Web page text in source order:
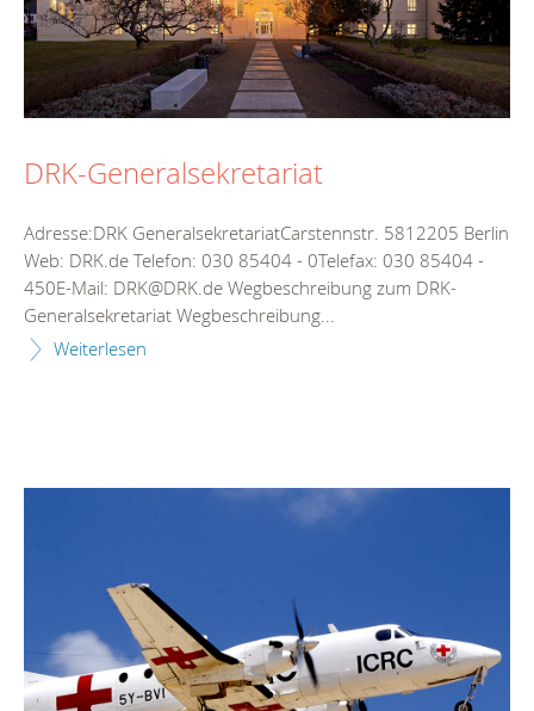
DRK-Generalsekretariat
Adresse:DRK GeneralsekretariatCarstennstr. 5812205 Berlin
Web: DRK.de Telefon: 030 85404 - 0Telefax: 030 85404 -
450E-Mail: DRK@DRK.de Wegbeschreibung zum DRK-
Generalsekretariat Wegbeschreibung...
Weiterlesen